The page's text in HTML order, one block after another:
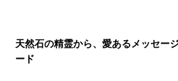
天然石の精霊から、愛あるメッセー
ード